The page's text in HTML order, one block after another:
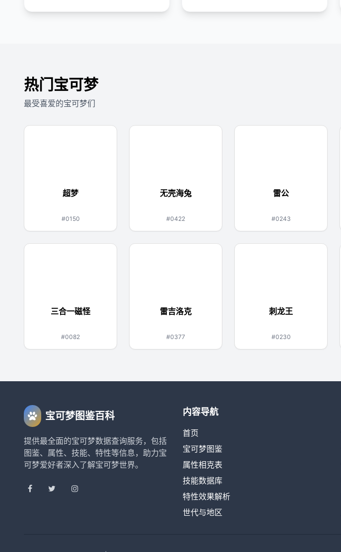
热门宝可梦
最受喜爱的宝可梦们
超梦
#0150
无壳海兔
#0422
雷公
#0243
三合一磁怪
#0082
雷吉洛克
#0377
刺龙王
#0230
宝可梦图鉴百科
提供最全面的宝可梦数据查询服务，包括
图鉴、属性、技能、特性等信息，助力宝
可梦爱好者深入了解宝可梦世界。
内容导航
首页
宝可梦图鉴
属性相克表
技能数据库
特性效果解析
世代与地区